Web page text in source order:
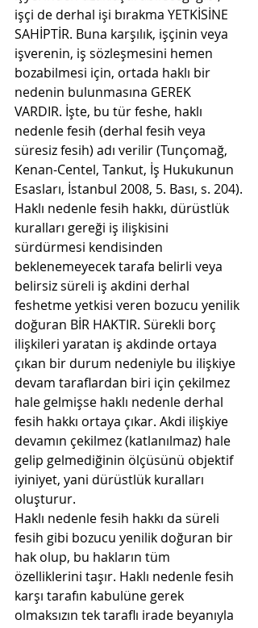
işçi de derhal işi bırakma YETKİSİNE
SAHİPTİR. Buna karşılık, işçinin veya
işverenin, iş sözleşmesini hemen
bozabilmesi için, ortada haklı bir
nedenin bulunmasına GEREK
VARDIR. İşte, bu tür feshe, haklı
nedenle fesih (derhal fesih veya
süresiz fesih) adı verilir (Tunçomağ,
Kenan-Centel, Tankut, İş Hukukunun
Esasları, İstanbul 2008, 5. Bası, s. 204).
Haklı nedenle fesih hakkı, dürüstlük
kuralları gereği iş ilişkisini
sürdürmesi kendisinden
beklenemeyecek tarafa belirli veya
belirsiz süreli iş akdini derhal
feshetme yetkisi veren bozucu yenilik
doğuran BİR HAKTIR. Sürekli borç
ilişkileri yaratan iş akdinde ortaya
çıkan bir durum nedeniyle bu ilişkiye
devam taraflardan biri için çekilmez
hale gelmişse haklı nedenle derhal
fesih hakkı ortaya çıkar. Akdi ilişkiye
devamın çekilmez (katlanılmaz) hale
gelip gelmediğinin ölçüsünü objektif
iyiniyet, yani dürüstlük kuralları
oluşturur.
Haklı nedenle fesih hakkı da süreli
fesih gibi bozucu yenilik doğuran bir
hak olup, bu hakların tüm
özelliklerini taşır. Haklı nedenle fesih
karşı tarafın kabulüne gerek
olmaksızın tek taraflı irade beyanıyla